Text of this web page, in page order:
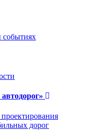
дорог